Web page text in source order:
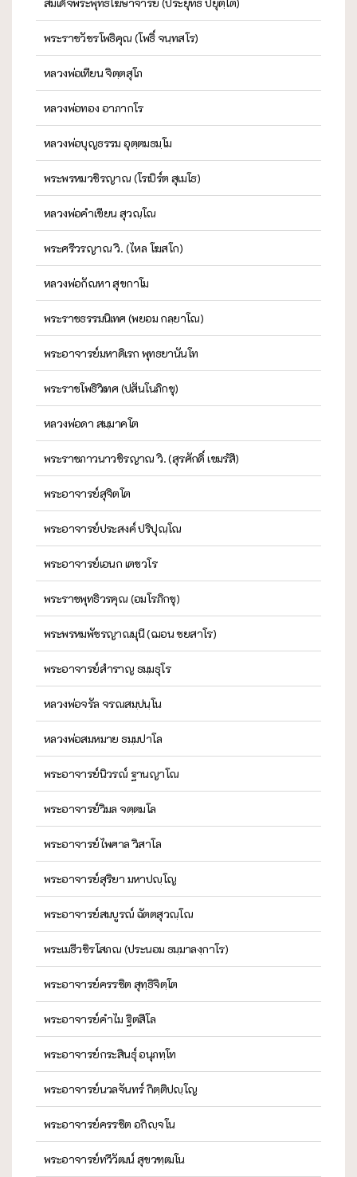
สมเด็จพระพุทธโฆษาจารย์ (ประยุทธ์ ปยุตฺโต)
พระราชวัชรโพธิคุณ (โพธิ์ จนฺทสโร)
หลวงพ่อเทียน จิตฺตสุโภ
หลวงพ่อทอง อาภากโร
หลวงพ่อบุญธรรม อุตฺตมธมฺโม
พระพรหมวชิรญาณ (โรเบิร์ต สุเมโธ)
หลวงพ่อคำเขียน สุวณฺโณ
พระศรีวรญาณ วิ. (ไหล โฆสโก)
หลวงพ่อกัณหา สุขกาโม
พระราชธรรมนิเทศ (พยอม กลฺยาโณ)
พระอาจารย์มหาดิเรก พุทธยานันโท
พระราชโพธิวิเทศ (ปสันโนภิกขุ)
หลวงพ่อดา สมฺมาคโต
พระราชภาวนาวชิรญาณ วิ. (สุรศักดิ์ เขมรํสี)
พระอาจารย์สุจิตโต
พระอาจารย์ประสงค์ ปริปุณฺโณ
พระอาจารย์เอนก เตชวโร
พระราชพุทธิวรคุณ (อมโรภิกขุ)
พระพรหมพัชรญาณมุนี (ฌอน ชยสาโร)
พระอาจารย์สำราญ ธมฺมธุโร
หลวงพ่อจรัล จรณสมฺปนฺโน
หลวงพ่อสมหมาย ธมฺมปาโล
พระอาจารย์นิวรณ์ ฐานญาโณ
พระอาจารย์วิมล จตฺตมโล
พระอาจารย์ไพศาล วิสาโล
พระอาจารย์สุริยา มหาปญฺโญ
พระอาจารย์สมบูรณ์ ฉัตตสุวณฺโณ
พระเมธีวชิรโสภณ (ประนอม ธมฺมาลงฺกาโร)
พระอาจารย์ครรชิต สุทฺธิจิตฺโต
พระอาจารย์คำไม ฐิตสีโล
พระอาจารย์กระสินธุ์ อนุภทฺโท
พระอาจารย์นวลจันทร์ กิตฺติปญฺโญ
พระอาจารย์ครรชิต อกิญฺจโน
พระอาจารย์ทวีวัฒน์ สุขวฑฺฒโน